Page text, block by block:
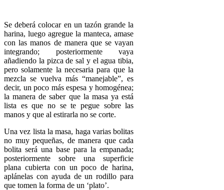
Se deberá colocar en un tazón grande la
harina, luego agregue la manteca, amase
con las manos de manera que se vayan
integrando; posteriormente vaya
añadiendo la pizca de sal y el agua tibia,
pero solamente la necesaria para que la
mezcla se vuelva más “manejable”, es
decir, un poco más espesa y homogénea;
la manera de saber que la masa ya está
lista es que no se te pegue sobre las
manos y que al estirarla no se corte.
Una vez lista la masa, haga varias bolitas
no muy pequeñas, de manera que cada
bolita será una base para la empanada;
posteriormente sobre una superficie
plana cubierta con un poco de harina,
aplánelas con ayuda de un rodillo para
que tomen la forma de un ‘plato’.